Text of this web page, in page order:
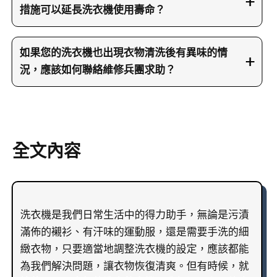
包括檢視是否有殘留的洗衣粉或柔順劑，以及檢查
霉菌和水垢的形成情況。接著，師傅會進行內部拆
重新組裝並進行測試，以確認所有功能恢復正常。
整個過程力求細致，從根本上解決異味問題，讓洗
措施可以延長洗衣機使用壽命？
要預防洗衣機出現衣物異味，建議在日常使用中注
意適量添加洗衣粉及柔順劑，避免產生過多泡沫和
殘留物；同時，每次洗衣後應將衣物及內部水分及
時清除，保持洗衣機通風。定期使用專用清潔劑或
長洗衣機的使用壽命並保持清新的洗衣效果。
如果您的洗衣機也出現衣物清洗後有異味的情
況，應該如何聯絡維修兵團求助？
們的維修兵團師傅將盡快安排上門檢查及維修。同
們的服務網絡覆蓋整個香港，致力於為您提供方
全文內容
洗衣機是我們日常生活中的得力助手，無論是污漬
滿佈的襯衫、有汗味的運動服，還是需要手洗的細
緻衣物，只要適當地調整洗衣機的設定，應該都能
為我們解決問題，讓衣物恢復清爽。但有時候，就